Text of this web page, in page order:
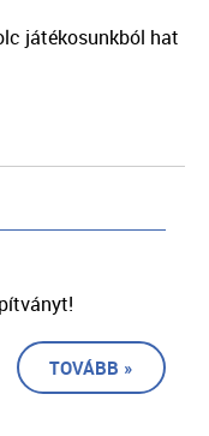
játékosunkból hat
TOVÁBB »